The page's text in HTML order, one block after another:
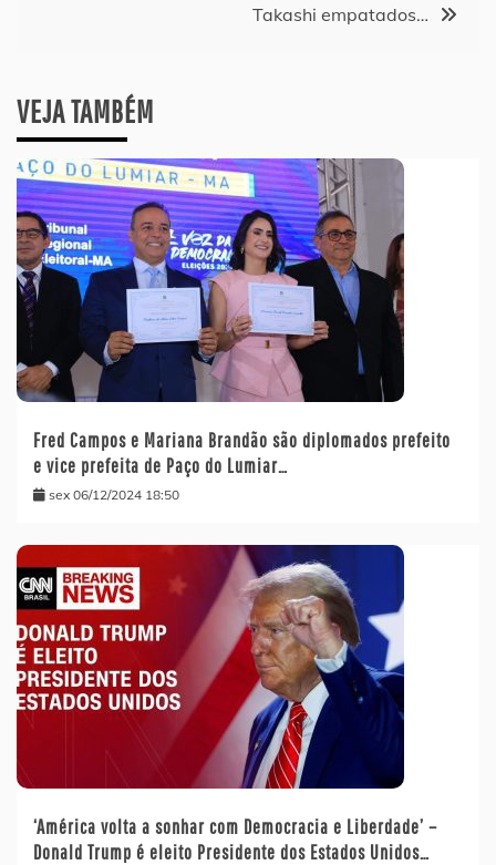
Takashi empatados…
VEJA TAMBÉM
Fred Campos e Mariana Brandão são diplomados prefeito
e vice prefeita de Paço do Lumiar…
sex 06/12/2024 18:50
‘América volta a sonhar com Democracia e Liberdade’ –
Donald Trump é eleito Presidente dos Estados Unidos…